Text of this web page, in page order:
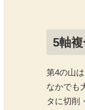
5軸
第4の山
なかでも
タに切削